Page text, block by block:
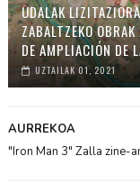
UDALAK
ZABALTZEKO
DE AMPLIACIÓN DE
UZTAILAK 01, 2021
AURREKOA
"Iron Man 3" Zalla zine-